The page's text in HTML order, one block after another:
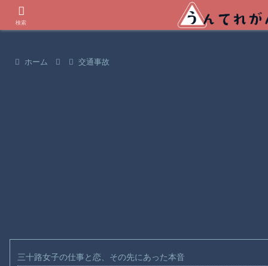
ホーム 交通事故
三十路女子の仕事と恋、その先にあった本音
検索